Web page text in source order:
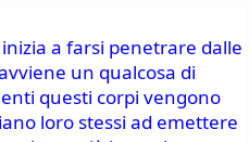
a farsi penetrare dalle
un qualcosa di
questi corpi vengono
loro stessi ad emettere